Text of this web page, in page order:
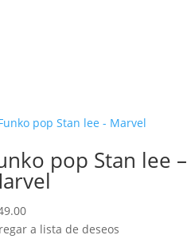
pop Stan lee –
a lista de deseos